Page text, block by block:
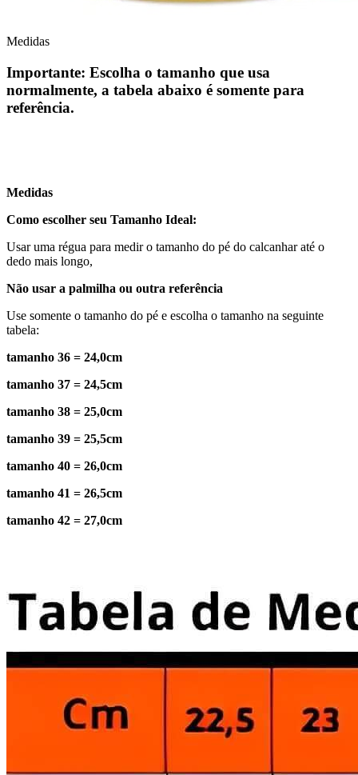
Medidas
Importante: Escolha o tamanho que usa
normalmente, a tabela abaixo é somente para
referência.
Medidas
Como escolher seu Tamanho Ideal:
Usar uma régua para medir o tamanho do pé do calcanhar até o
dedo mais longo,
Não usar a palmilha ou outra referência
Use somente o tamanho do pé e escolha o tamanho na seguinte
tabela:
tamanho 36 = 24,0cm
tamanho 37 = 24,5cm
tamanho 38 = 25,0cm
tamanho 39 = 25,5cm
tamanho 40 = 26,0cm
tamanho 41 = 26,5cm
tamanho 42 = 27,0cm